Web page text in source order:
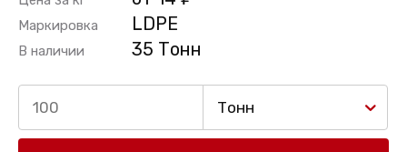
Маркировка LDPE
В наличии 35 Тонн
Тонн